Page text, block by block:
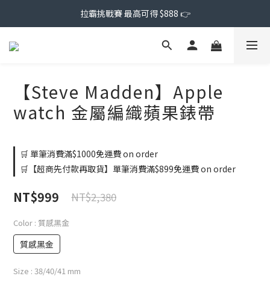
拉霸挑戰賽 最高可得 $888 👉
【Steve Madden】Apple
watch 金屬編織蘋果錶帶
🛒 單筆消費滿$1000免運費 on order
🛒【超商先付款再取貨】單筆消費滿$899免運費 on order
NT$999 NT$2,380
Color : 質感黑金
質感黑金
Size : 38/40/41 mm